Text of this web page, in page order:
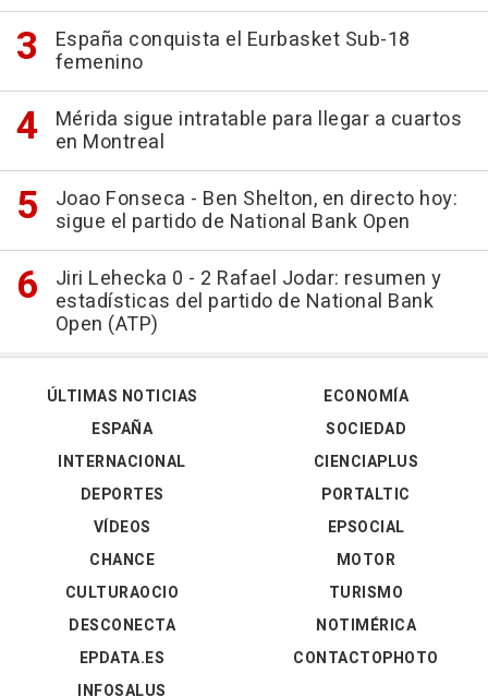
España conquista el Eurbasket Sub-18
femenino
Mérida sigue intratable para llegar a cuartos
en Montreal
Joao Fonseca - Ben Shelton, en directo hoy:
sigue el partido de National Bank Open
Jiri Lehecka 0 - 2 Rafael Jodar: resumen y
estadísticas del partido de National Bank
Open (ATP)
ÚLTIMAS NOTICIAS
ESPAÑA
INTERNACIONAL
DEPORTES
VÍDEOS
ECONOMÍA
SOCIEDAD
CIENCIAPLUS
PORTALTIC
EPSOCIAL
CHANCE
CULTURAOCIO
DESCONECTA
EPDATA.ES
INFOSALUS
MOTOR
TURISMO
NOTIMÉRICA
CONTACTOPHOTO